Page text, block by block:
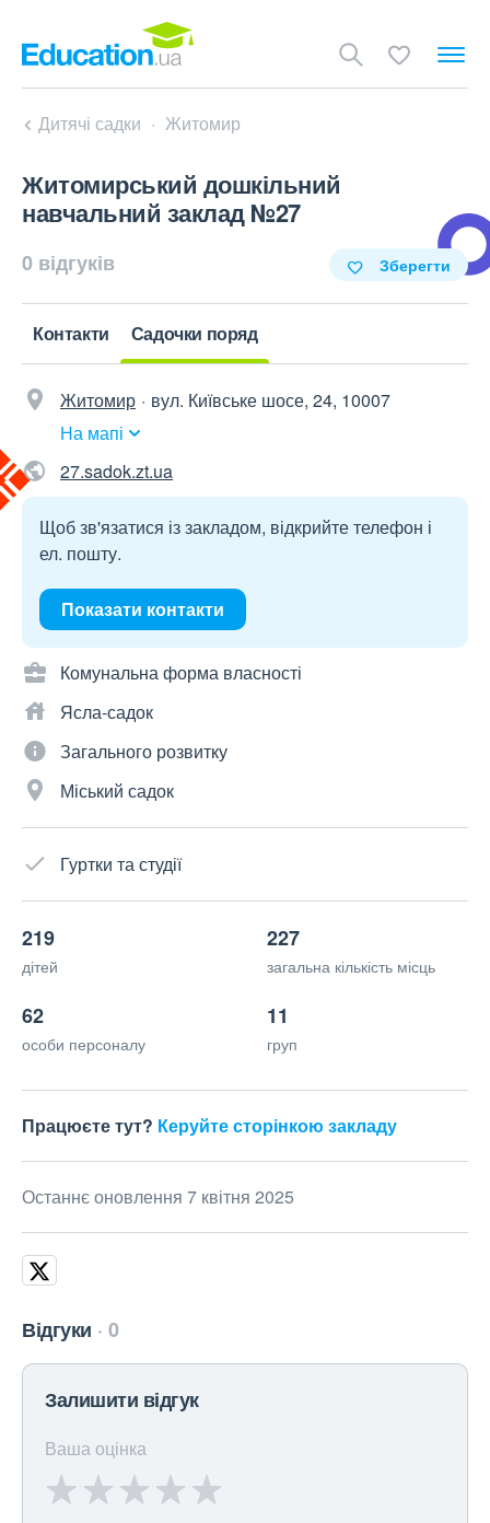
Дитячі садки Житомир
Житомирський дошкільний
навчальний заклад №27
0 відгуків Зберегти
Контакти Садочки поряд
Житомир
вул. Київське шосе, 24, 10007
На мапі
27.sadok.zt.ua
Щоб зв'язатися із закладом, відкрийте телефон і
ел. пошту.
Показати контакти
Комунальна форма власності
Ясла-садок
Загального розвитку
Міський садок
Гуртки та студії
219
дітей
227
загальна кількість місць
62
особи персоналу
11
груп
Працюєте тут? Керуйте сторінкою закладу
Останнє оновлення 7 квітня 2025
Відгуки 0
Залишити відгук
Ваша оцінка